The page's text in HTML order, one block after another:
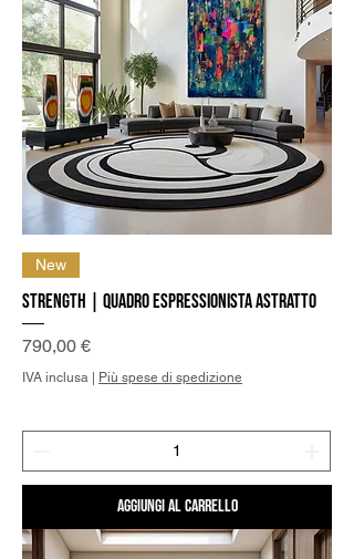
New
Strength | Quadro Espressionista Astratto
Prezzo
790,00 €
IVA inclusa Più spese di spedizione
Aggiungi al carrello